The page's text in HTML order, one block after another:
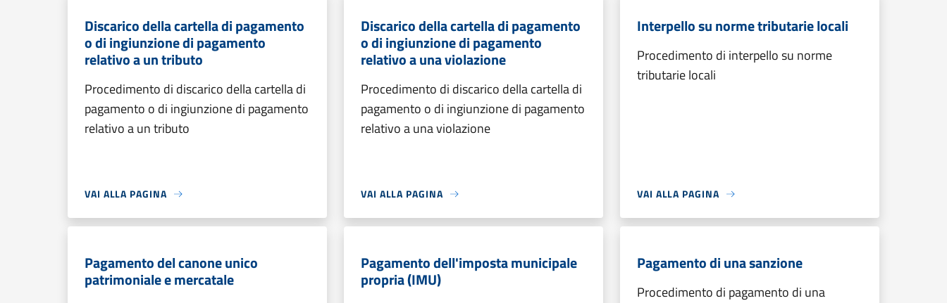
Discarico della cartella di pagamento
o di ingiunzione di pagamento
relativo a un tributo
Procedimento di discarico della cartella di
pagamento o di ingiunzione di pagamento
relativo a un tributo
VAI ALLA PAGINA
Discarico della cartella di pagamento
o di ingiunzione di pagamento
relativo a una violazione
Procedimento di discarico della cartella di
pagamento o di ingiunzione di pagamento
relativo a una violazione
VAI ALLA PAGINA
Interpello su norme tributarie locali
Procedimento di interpello su norme
tributarie locali
VAI ALLA PAGINA
Pagamento del canone unico
patrimoniale e mercatale
Pagamento dell'imposta municipale
propria (IMU)
Pagamento di una sanzione
Procedimento di pagamento di una